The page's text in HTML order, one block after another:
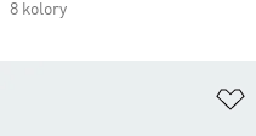
8 kolory